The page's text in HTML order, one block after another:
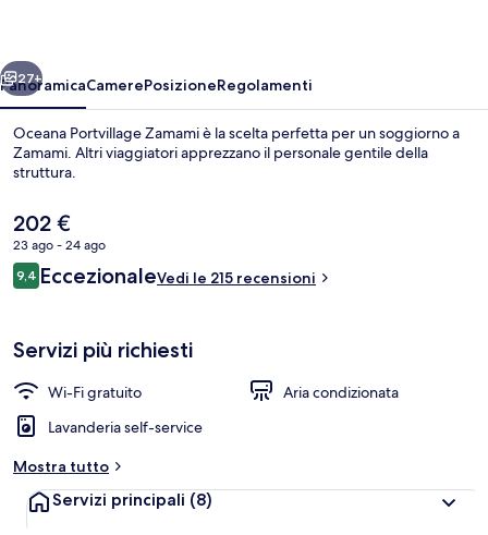
Avanti
27+
PanoramicaCamerePosizioneRegolamenti
Oceana Portvillage Zamami è la scelta perfetta per un soggiorno a
Zamami. Altri viaggiatori apprezzano il personale gentile della
struttura.
Il
prezzo
attuale
è
202 €
23 ago - 24 ago
Recensioni
9,49,4 su 10
EccezionaleVedi le 215 recensioni
Servizi più richiesti
Wi-Fi gratuito
Aria condizionata
Lavanderia self-service
Mostra tutto
Servizi principali (8)